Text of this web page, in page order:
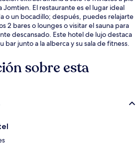
Jomtien. El restaurante es el lugar ideal
o un bocadillo; después, puedes relajarte
2 bares o lounges o visitar el sauna para
descansado. Este hotel de lujo destaca
bar junto a la alberca y su sala de fitness.
sobre esta